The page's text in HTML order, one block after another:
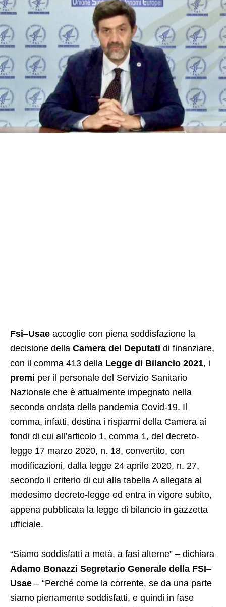
Fsi–Usae accoglie con piena soddisfazione la
decisione della Camera dei Deputati di finanziare,
con il comma 413 della Legge di Bilancio 2021, i
premi per il personale del Servizio Sanitario
Nazionale che è attualmente impegnato nella
seconda ondata della pandemia Covid-19. Il
comma, infatti, destina i risparmi della Camera ai
fondi di cui all’articolo 1, comma 1, del decreto-
legge 17 marzo 2020, n. 18, convertito, con
modificazioni, dalla legge 24 aprile 2020, n. 27,
secondo il criterio di cui alla tabella A allegata al
medesimo decreto-legge ed entra in vigore subito,
appena pubblicata la legge di bilancio in gazzetta
ufficiale.
“Siamo soddisfatti a metà, a fasi alterne” – dichiara
Adamo Bonazzi Segretario Generale della FSI–
Usae – “Perché come la corrente, se da una parte
siamo pienamente soddisfatti, e quindi in fase